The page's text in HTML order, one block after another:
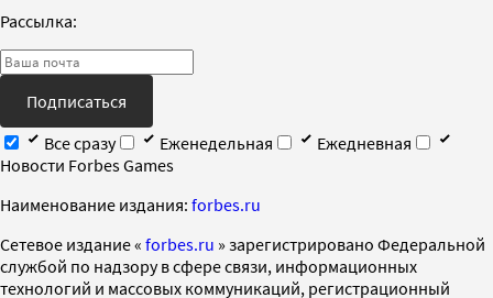
Рассылка:
Подписаться
Все сразу
Еженедельная
Ежедневная
Новости Forbes Games
Наименование издания: forbes.ru
Cетевое издание « forbes.ru » зарегистрировано Федеральной
службой по надзору в сфере связи, информационных
технологий и массовых коммуникаций, регистрационный